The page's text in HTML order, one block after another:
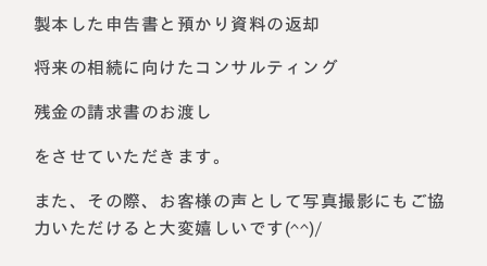
製本した申告書と預かり資料の返却
将来の相続に向けたコンサルティング
残金の請求書のお渡し
をさせていただきます。
また、その際、お客様の声として写真撮影にもご協
力いただけると大変嬉しいです(^^)/